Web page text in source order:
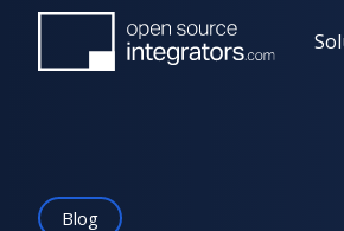
Aller
contenu
Blog